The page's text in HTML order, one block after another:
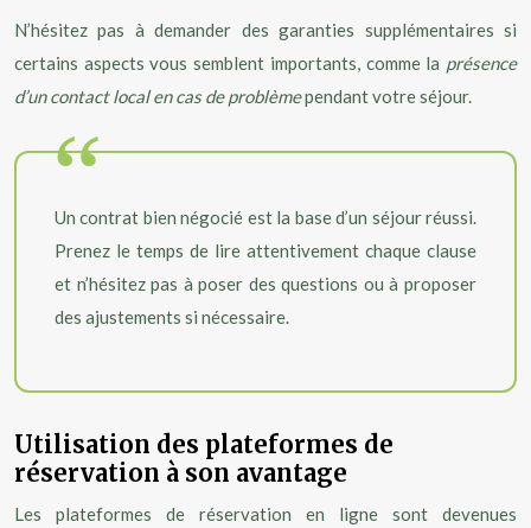
N’hésitez pas à demander des garanties supplémentaires si
certains aspects vous semblent importants, comme la présence
d’un contact local en cas de problèmependant votre séjour.
Un contrat bien négocié est la base d’un séjour réussi.
Prenez le temps de lire attentivement chaque clause
et n’hésitez pas à poser des questions ou à proposer
des ajustements si nécessaire.
Utilisation des plateformes de
réservation à son avantage
Les plateformes de réservation en ligne sont devenues